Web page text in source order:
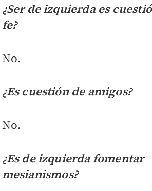
¿Ser de izquierda es
fe?
No.
¿Es cuestión de amigos?
No.
¿Es de izquierda fomentar
mesianismos?